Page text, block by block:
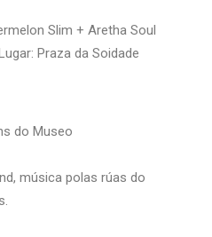
Slim + Aretha Soul
Praza da Soidade
do Museo
música polas rúas do